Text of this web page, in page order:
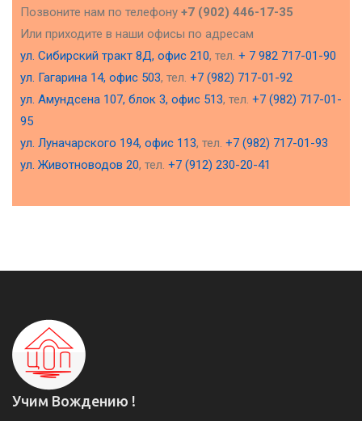
Позвоните нам по телефону +7 (902) 446-17-35
Или приходите в наши офисы по адресам
ул. Сибирский тракт 8Д, офис 210, тел. + 7 982 717-01-90
ул. Гагарина 14, офис 503, тел. +7 (982) 717-01-92
ул. Амундсена 107, блок 3, офис 513, тел. +7 (982) 717-01-
95
ул. Луначарского 194, офис 113, тел. +7 (982) 717-01-93
ул. Животноводов 20, тел. +7 (912) 230-20-41
Учим Вождению !